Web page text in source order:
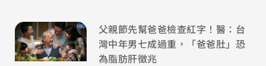
父親節先幫爸爸檢查紅字！醫：台
灣中年男七成過重，「爸爸肚」恐
為脂肪肝徵兆